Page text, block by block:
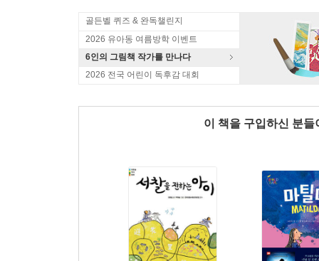
골든벨 퀴즈 & 완독챌린지
2026 유아동 여름방학 이벤트
6인의 그림책 작가를 만나다
2026 전국 어린이 독후감 대회
이 책을 구입하신 분